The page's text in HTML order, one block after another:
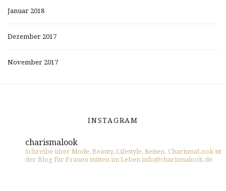
Januar 2018
Dezember 2017
November 2017
INSTAGRAM
charismalook
Schreibe über Mode, Beauty, Lifestyle, Reisen. CharismaLook ist
der Blog für Frauen mitten im Leben info@charismalook.de